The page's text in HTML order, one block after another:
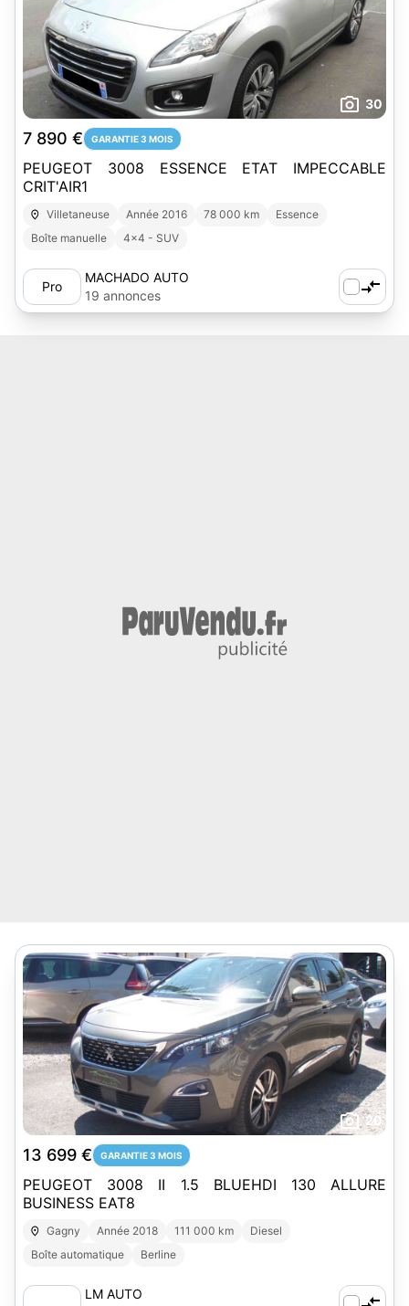
30
7 890 € GARANTIE 3 MOIS
PEUGEOT 3008 ESSENCE ETAT IMPECCABLE
CRIT'AIR1
Villetaneuse Année 2016 78 000 km
Essence
Boîte manuelle
4x4 - SUV
Pro
MACHADO AUTO
19 annonces
20
13 699 € GARANTIE 3 MOIS
PEUGEOT 3008 II 1.5 BLUEHDI 130 ALLURE
BUSINESS EAT8
Gagny Année 2018 111 000 km
Diesel
Boîte automatique
Berline
LM AUTO